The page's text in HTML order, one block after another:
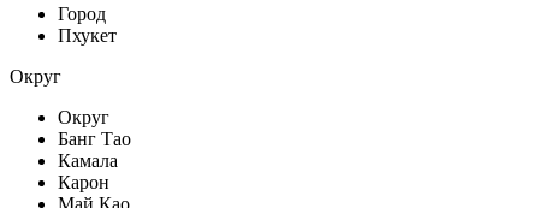
Город
Пхукет
Округ
Округ
Банг Тао
Камала
Карон
Май Као